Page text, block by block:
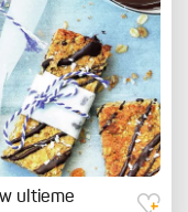
ultieme